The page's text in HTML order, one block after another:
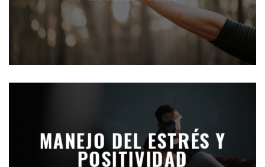
MANEJO DEL ESTRÉS Y
POSITIVIDAD